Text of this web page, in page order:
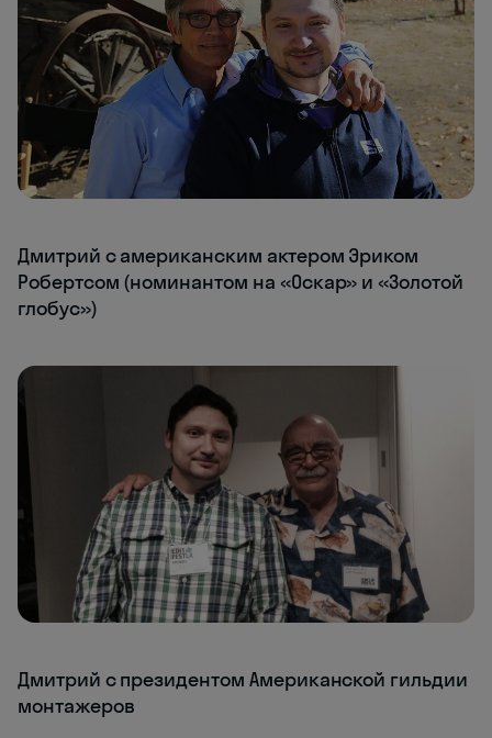
Дмитрий с американским актером Эриком
Робертсом (номинантом на «Оскар» и «Золотой
глобус»)
Дмитрий с президентом Американской гильдии
монтажеров